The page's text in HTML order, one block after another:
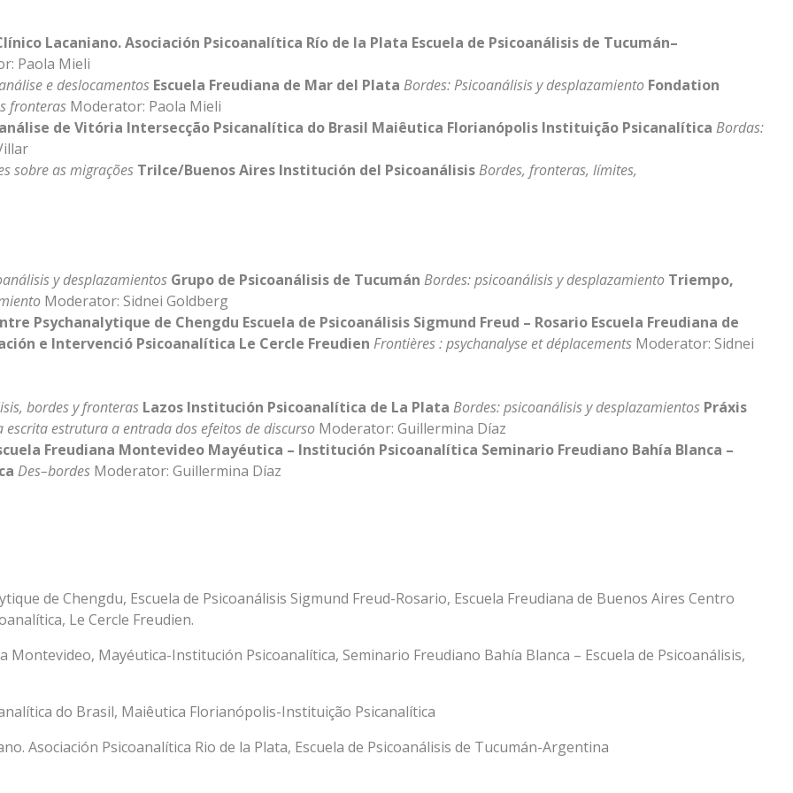
Lacaniano. Asociación Psicoanalítica Río de la Plata Escuela de Psicoanálisis de Tucumán–
Paola Mieli
e deslocamentos Escuela Freudiana de Mar del Plata Bordes: Psicoanálisis y desplazamiento Fondation
fronteras Moderator: Paola Mieli
de Vitória Intersecção Psicanalítica do Brasil Maiêutica Florianópolis Instituição Psicanalítica Bordas:
sobre as migrações Trilce/Buenos Aires Institución del PsicoanálisisBordes, fronteras, límites,
y desplazamientos Grupo de Psicoanálisis de Tucumán Bordes: psicoanálisis y desplazamiento Triempo,
Moderator: Sidnei Goldberg
Psychanalytique de Chengdu Escuela de Psicoanálisis Sigmund Freud – Rosario Escuela Freudiana de
e Intervenció Psicoanalítica Le Cercle Freudien Frontières : psychanalyse et déplacements Moderator: Sidnei
bordes y fronteras Lazos Institución Psicoanalítica de La Plata Bordes: psicoanálisis y desplazamientos Práxis
estrutura a entrada dos efeitos de discurso Moderator: Guillermina Díaz
Freudiana Montevideo Mayéutica – Institución Psicoanalítica Seminario Freudiano Bahía Blanca –
Des–bordes Moderator: Guillermina Díaz
de Chengdu, Escuela de Psicoanálisis Sigmund Freud-Rosario, Escuela Freudiana de Buenos Aires Centro
Le Cercle Freudien.
Montevideo, Mayéutica-Institución Psicoanalítica, Seminario Freudiano Bahía Blanca – Escuela de Psicoanálisis,
do Brasil, Maiêutica Florianópolis-Instituição Psicanalítica
Asociación Psicoanalítica Rio de la Plata, Escuela de Psicoanálisis de Tucumán-Argentina